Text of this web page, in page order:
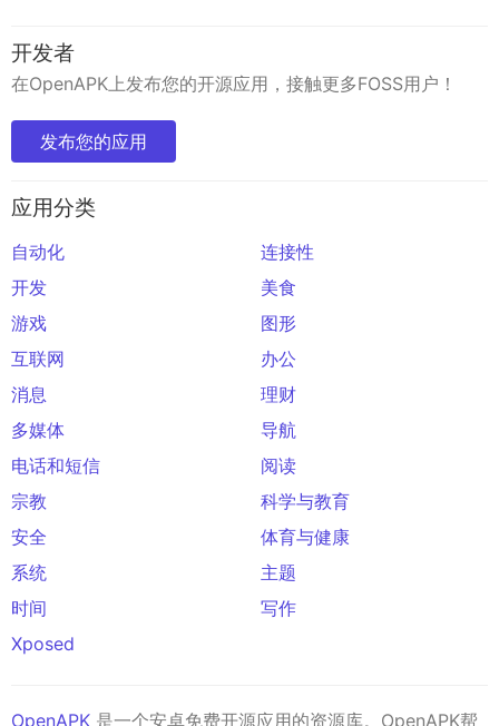
开发者
在OpenAPK上发布您的开源应用，接触更多FOSS用户！
发布您的应用
应用分类
自动化
连接性
开发
美食
游戏
图形
互联网
办公
消息
理财
多媒体
导航
电话和短信
阅读
宗教
科学与教育
安全
体育与健康
系统
主题
时间
写作
Xposed
OpenAPK 是一个安卓免费开源应用的资源库。OpenAPK帮